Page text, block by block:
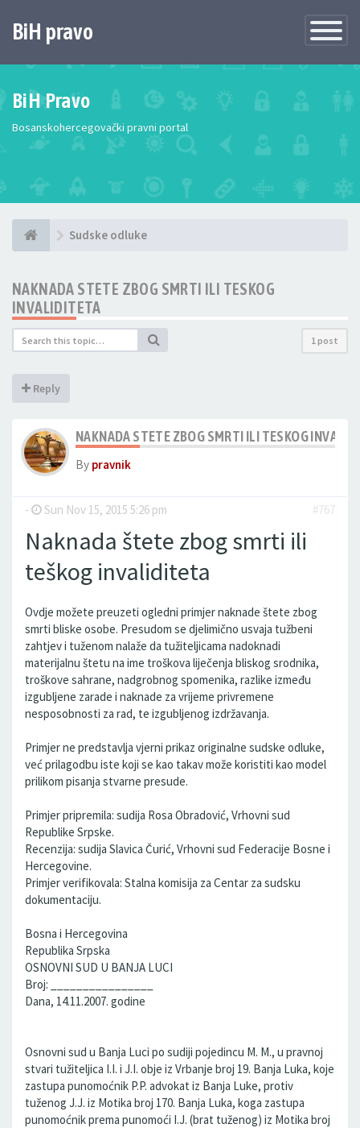
Toggle
BiH pravo
BiH Pravo
Bosanskohercegovački pravni portal
Sudske odluke
NAKNADA STETE ZBOG SMRTI ILI TESKOG
INVALIDITETA
1 post
Reply
NAKNADA STETE ZBOG SMRTI ILI TESKOG
By pravnik
- Sun Nov 15, 2015 5:26 pm #767
Naknada štete zbog smrti ili
teškog invaliditeta
Ovdje možete preuzeti ogledni primjer naknade štete zbog
smrti bliske osobe. Presudom se djelimično usvaja tužbeni
zahtjev i tuženom nalaže da tužiteljicama nadoknadi
materijalnu štetu na ime troškova liječenja bliskog srodnika,
troškove sahrane, nadgrobnog spomenika, razlike između
izgubljene zarade i naknade za vrijeme privremene
nesposobnosti za rad, te izgubljenog izdržavanja.
Primjer ne predstavlja vjerni prikaz originalne sudske odluke,
već prilagodbu iste koji se kao takav može koristiti kao model
prilikom pisanja stvarne presude.
Primjer pripremila: sudija Rosa Obradović, Vrhovni sud
Republike Srpske.
Recenzija: sudija Slavica Čurić, Vrhovni sud Federacije Bosne i
Hercegovine.
Primjer verifikovala: Stalna komisija za Centar za sudsku
dokumentaciju.
Bosna i Hercegovina
Republika Srpska
OSNOVNI SUD U BANЈA LUCI
Broj: ________________
Dana, 14.11.2007. godine
Osnovni sud u Banja Luci po sudiji pojedincu M. M., u pravnoj
stvari tužiteljica I.I. i J.I. obje iz Vrbanje broj 19. Banja Luka, koje
zastupa punomoćnik P.P. advokat iz Banja Luke, protiv
tuženog J.J. iz Motika broj 170. Banja Luka, koga zastupa
punomoćnik prema punomoći I.J. (brat tuženog) iz Motika broj